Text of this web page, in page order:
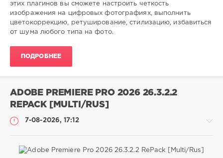
фото,
плагины,
графический,
этих плагинов вы сможете настроить четкость
изображения на цифровых фотографиях, выполнить
цветокоррекцию, ретуширование, стилизацию, избавиться
от шума любого типа на фото.
ПОДРОБНЕЕ
ADOBE PREMIERE PRO 2026 26.3.2.2
REPACK [MULTI/RUS]
7-08-2026, 17:12